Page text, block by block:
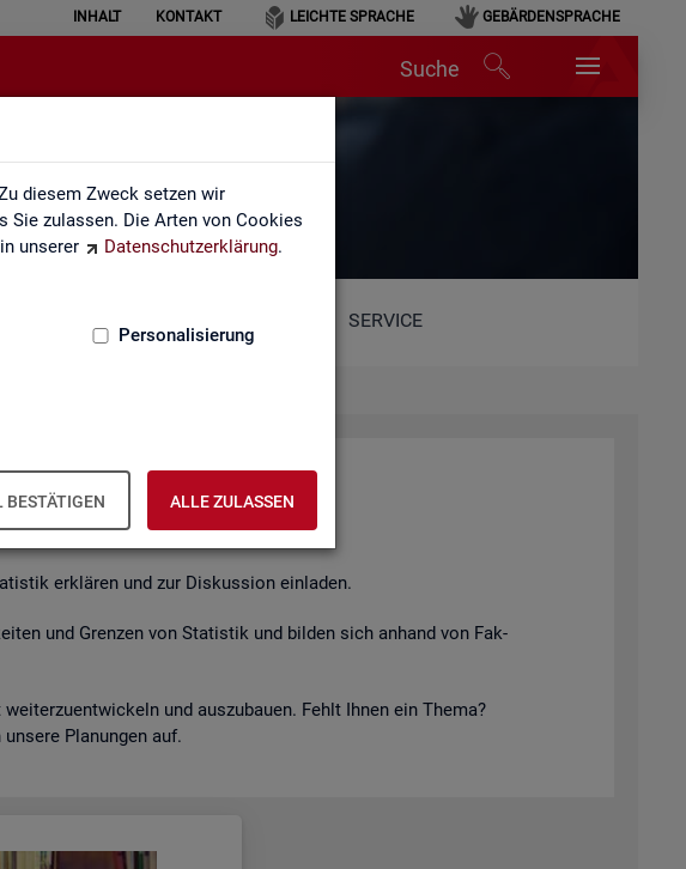
diesem Zweck setzen wir
Sie zulassen. Die Arten von Cookies
unserer
Datenschutzerklärung.
Personalisierung
BESTÄTIGEN ALLE ZULASSEN
INHALT KONTAKT LEICHTE SPRACHE GEBÄRDENSPRACHE
Suche
SERVICE
er­klä­ren und zur Dis­kus­si­on ein­la­den.
und Gren­zen von Sta­tis­tik und bil­den sich an­hand von Fak­
und aus­zu­bau­en. Fehlt Ihnen ein Thema?
Pla­nun­gen auf.